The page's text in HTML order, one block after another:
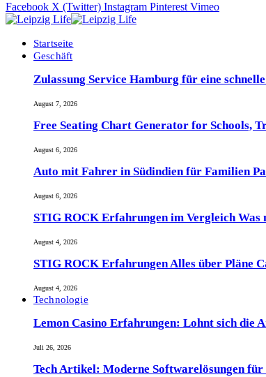
Facebook X (Twitter) Instagram Pinterest Vimeo
Startseite
Geschäft
Zulassung Service Hamburg für eine
August 7, 2026
Free Seating Chart Generator for Schools,
August 6, 2026
Auto mit Fahrer in Südindien für Familien
August 6, 2026
STIG ROCK Erfahrungen im Vergleich Was
August 4, 2026
STIG ROCK Erfahrungen Alles über Pläne
August 4, 2026
Technologie
Lemon Casino Erfahrungen: Lohnt sich die
Juli 26, 2026
Tech Artikel: Moderne Softwarelösungen